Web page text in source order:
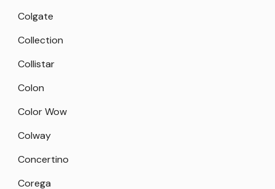
Colgate
Collection
Collistar
Colon
Color Wow
Colway
Concertino
Corega